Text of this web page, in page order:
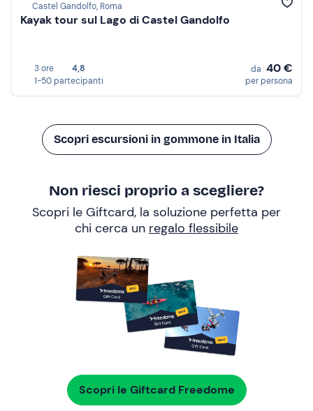
Castel Gandolfo, Roma
Kayak tour sul Lago di Castel Gandolfo
3 ore
4,8
1-50 partecipanti
da 40 €
per persona
Scopri escursioni in gommone in Italia
Non riesci proprio a scegliere?
Scopri le Giftcard, la soluzione perfetta per
chi cerca un regalo flessibile
Scopri le Giftcard Freedome